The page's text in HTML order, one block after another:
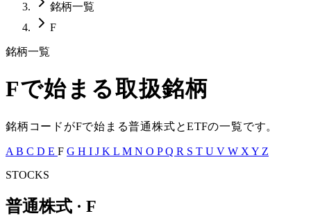
銘柄一覧
F
銘柄一覧
Fで始まる取扱銘柄
銘柄コードがFで始まる普通株式とETFの一覧です。
A B C D E F G H I J K L M N O PQ R S T U V W X Y Z
STOCKS
普通株式 · F